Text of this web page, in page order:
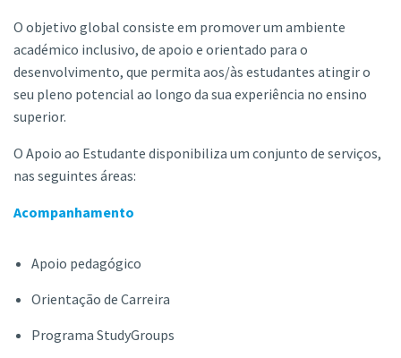
O objetivo global consiste em promover um ambiente
académico inclusivo, de apoio e orientado para o
desenvolvimento, que permita aos/às estudantes atingir o
seu pleno potencial ao longo da sua experiência no ensino
superior.
O Apoio ao Estudante disponibiliza um conjunto de serviços,
nas seguintes áreas:
Acompanhamento
Apoio pedagógico
Orientação de Carreira
Programa StudyGroups